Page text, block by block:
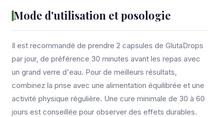
Mode d'utilisation et posologie
Il est recommandé de prendre 2 capsules de GlutaDrops
par jour, de préférence 30 minutes avant les repas avec
un grand verre d'eau. Pour de meilleurs résultats,
combinez la prise avec une alimentation équilibrée et une
activité physique régulière. Une cure minimale de 30 à 60
jours est conseillée pour observer des effets durables.